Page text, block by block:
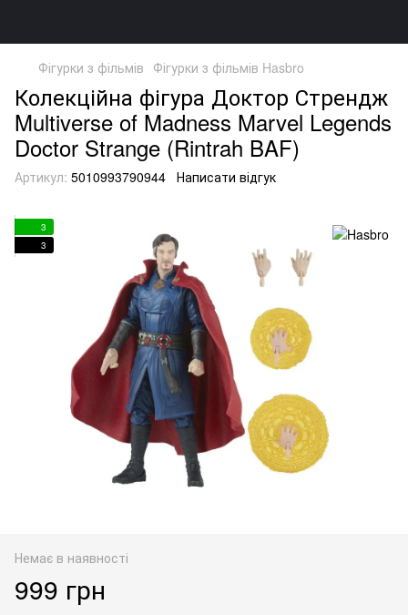
Фігурки з фільмів Фігурки з фільмів Hasbro
Колекційна фігура Доктор Стрендж
Multiverse of Madness Marvel Legends
Doctor Strange (Rintrah BAF)
Артикул: 5010993790944 Написати відгук
3
3
Немає в наявності
999 грн